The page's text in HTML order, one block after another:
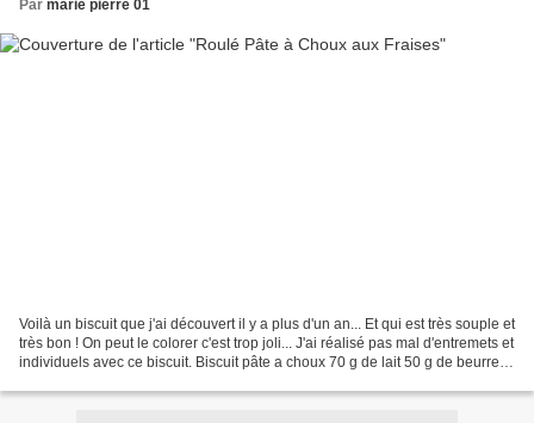
Par marie pierre 01
Voilà un biscuit que j'ai découvert il y a plus d'un an... Et qui est très souple et
très bon ! On peut le colorer c'est trop joli... J'ai réalisé pas mal d'entremets et
individuels avec ce biscuit. Biscuit pâte a choux 70 g de lait 50 g de beurre